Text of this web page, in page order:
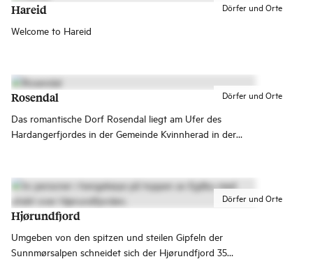
Dörfer und Orte
Hareid
Welcome to Hareid
Dörfer und Orte
Rosendal
Das romantische Dorf Rosendal liegt am Ufer des
Hardangerfjordes in der Gemeinde Kvinnherad in der
Rosendal.
Dörfer und Orte
Hjørundfjord
Umgeben von den spitzen und steilen Gipfeln der
Sunnmørsalpen schneidet sich der Hjørundfjord 35